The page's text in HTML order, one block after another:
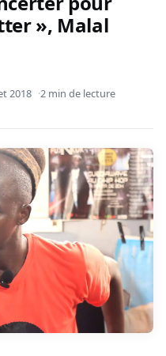
», Malal
2018 2 min de lecture